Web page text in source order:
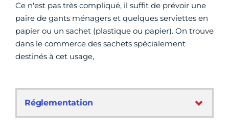
Ce n'est pas très compliqué, il suffit de prévoir une
paire de gants ménagers et quelques serviettes en
papier ou un sachet (plastique ou papier). On trouve
dans le commerce des sachets spécialement
destinés à cet usage,
Réglementation